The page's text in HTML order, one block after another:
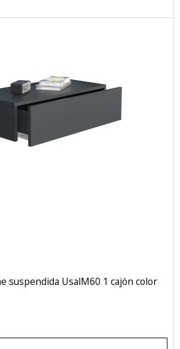
suspendida UsalM60 1 cajón color